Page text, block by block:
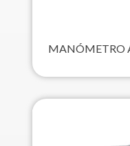
MANÓMETRO